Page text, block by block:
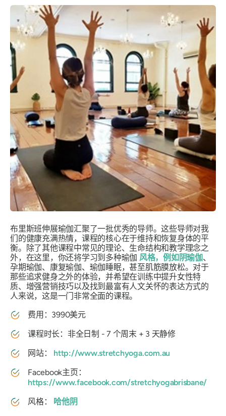
布里斯班伸展瑜伽汇聚了一批优秀的导师。这些导师对我
们的健康充满热情，课程的核心在于维持和恢复身体的平
衡。除了其他课程中常见的理论、生命结构和教学理念之
外，在这里，你还将学习到多种瑜伽 风格，例如阴瑜伽、
孕期瑜伽、康复瑜伽、瑜伽睡眠，甚至肌筋膜放松。对于
那些追求健身之外的体验，并希望在训练中提升女性特
质、增强营销技巧以及找到最富有人文关怀的表达方式的
人来说，这是一门非常全面的课程。
费用：3990美元
课程时长：非全日制 - 7 个周末 + 3 天静修
网站： http://www.stretchyoga.com.au
Facebook主页：
https://www.facebook.com/stretchyogabrisbane/
风格： 哈他阴